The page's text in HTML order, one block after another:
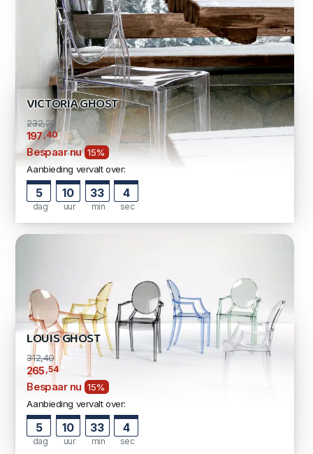
VICTORIA GHOST
232,23
197,40
Bespaar nu 15%
Aanbieding vervalt over:
5
dag
10
uur
33
min
3
sec
LOUIS GHOST
312,40
265,54
Bespaar nu 15%
Aanbieding vervalt over:
5
dag
10
uur
33
min
3
sec